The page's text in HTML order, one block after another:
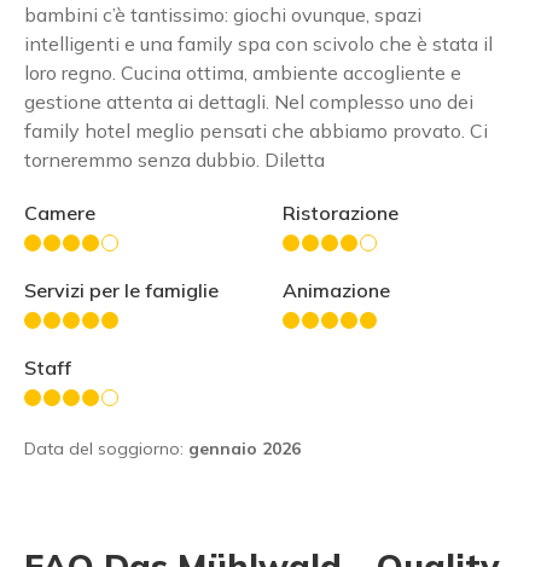
bambini c’è tantissimo: giochi ovunque, spazi
intelligenti e una family spa con scivolo che è stata il
loro regno. Cucina ottima, ambiente accogliente e
gestione attenta ai dettagli. Nel complesso uno dei
family hotel meglio pensati che abbiamo provato. Ci
torneremmo senza dubbio. Diletta
Camere Ristorazione
Servizi per le famiglie Animazione
Staff
Data del soggiorno: gennaio 2026